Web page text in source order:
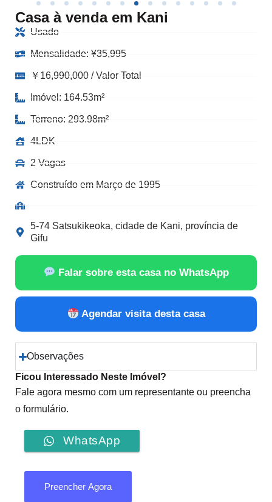
Casa à venda em Kani
Usado
Mensalidade: ¥35,995
￥16,990,000 / Valor Total
Imóvel: 164.53m²
Terreno: 293.98m²
4LDK
2 Vagas
Construído em Março de 1995
5-74 Satsukikeoka, cidade de Kani, província de
Gifu
Falar sobre esta casa no WhatsApp
Agendar visita desta casa
Observações
Ficou Interessado Neste Imóvel?
Fale agora mesmo com um representante ou preencha
o formulário.
WhatsApp
Preencher Agora